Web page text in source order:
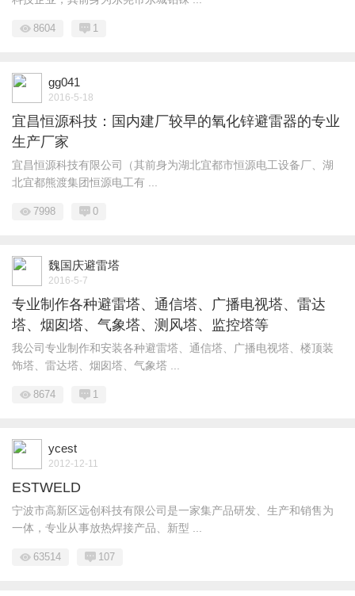
8604 1
gg041
2016-5-18
宜昌恒源科技：国内建厂较早的氧化锌避雷器的专业
生产厂家
宜昌恒源科技有限公司（其前身为湖北宜都市恒源电工设备厂、湖
北宜都熊渡集团恒源电工有 ...
7998 0
魏国庆避雷塔
2016-5-7
专业制作各种避雷塔、通信塔、广播电视塔、雷达
塔、烟囱塔、气象塔、测风塔、监控塔等
我公司专业制作和安装各种避雷塔、通信塔、广播电视塔、楼顶装
饰塔、雷达塔、烟囱塔、气象塔 ...
8674 1
ycest
2012-12-11
ESTWELD
宁波市高新区远创科技有限公司是一家集产品研发、生产和销售为
一体，专业从事放热焊接产品、新型 ...
63514 107